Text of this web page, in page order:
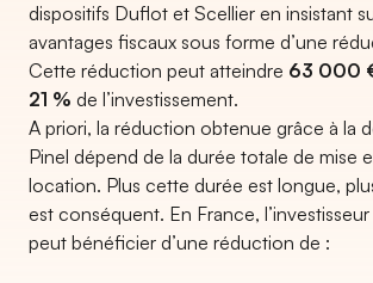
dispositifs Duflot et Scellier en insistant
avantages fiscaux sous forme d’une
Cette réduction peut atteindre 63 000
21 % de l’investissement.
A priori, la réduction obtenue grâce à la
Pinel dépend de la durée totale de mise
location. Plus cette durée est longue,
est conséquent. En France, l’investisseur
peut bénéficier d’une réduction de :